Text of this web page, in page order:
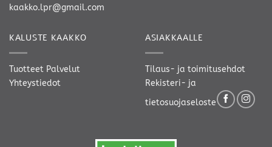
kaakko.lpr@gmail.com
KALUSTE KAAKKO
Tuotteet Palvelut
Yhteystiedot
ASIAKKAALLE
Tilaus- ja toimitusehdot
Rekisteri- ja
tietosuojaseloste